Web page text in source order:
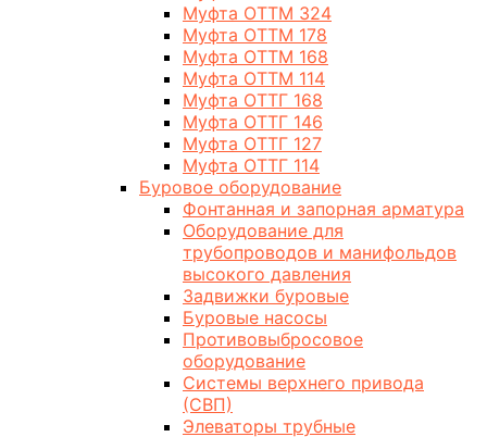
Муфта ОТТМ 324
Муфта ОТТМ 178
Муфта ОТТМ 168
Муфта ОТТМ 114
Муфта ОТТГ 168
Муфта ОТТГ 146
Муфта ОТТГ 127
Муфта ОТТГ 114
Буровое оборудование
Фонтанная и запорная арматура
Оборудование для
трубопроводов и манифольдов
высокого давления
Задвижки буровые
Буровые насосы
Противовыбросовое
оборудование
Системы верхнего привода
(СВП)
Элеваторы трубные